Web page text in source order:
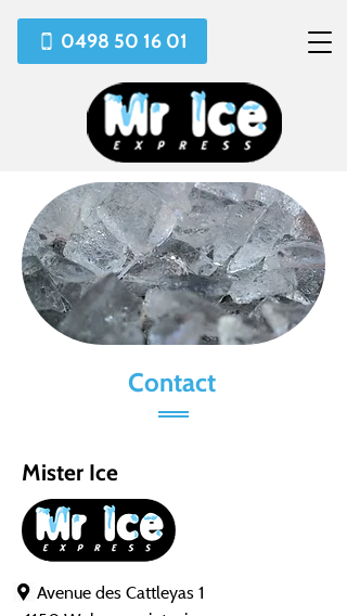
0498 50 16 01
Contact
Mister Ice
Avenue des Cattleyas 1